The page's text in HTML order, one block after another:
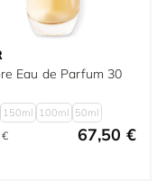
Eau de Parfum 30
150ml 100ml 50ml
67,50 €